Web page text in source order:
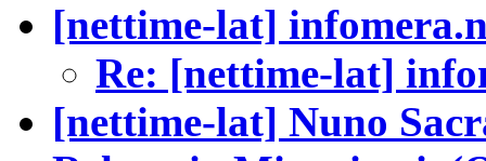
[nettime-lat]
Re: [nettime-lat]
[nettime-lat] Nuno